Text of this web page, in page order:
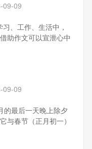
09
、工作、生活中，
助作文可以宣泄心中
09
的最后一天晚上除夕
与春节（正月初一）